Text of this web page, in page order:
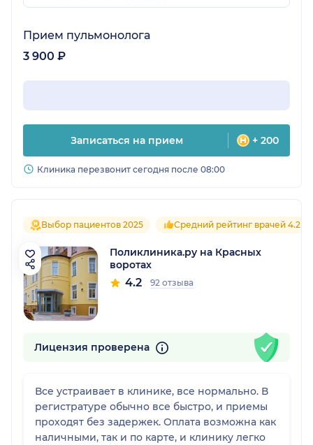
Прием пульмонолога
3 900 ₽
Записаться на прием + 200
Клиника перезвонит сегодня после 08:00
Выбор пациентов 2025 Средний рейтинг врачей 4.2
Поликлиника.ру на Красных
воротах
4.2 92 отзыва
Лицензия проверена
Все устраивает в клинике, все нормально. В
регистратуре обычно все быстро, и приемы
проходят без задержек. Оплата возможна как
наличными, так и по карте, и клинику легко